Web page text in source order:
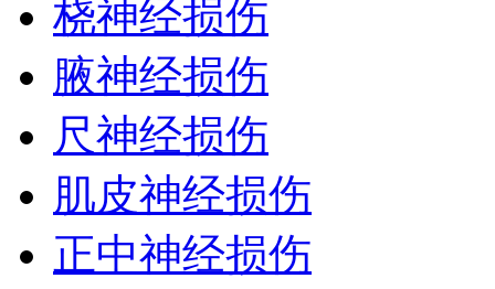
桡神经损伤
腋神经损伤
尺神经损伤
肌皮神经损伤
正中神经损伤